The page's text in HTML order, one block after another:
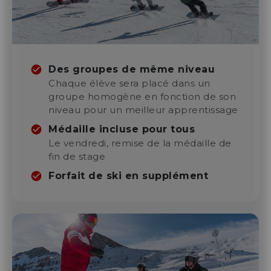
NOUVEAUTÉ
Cours collectif enfants
Débutant - Ourson
Collectif Compétition
Niveau Étoile d'Or
Cours privé
en ski
Snowboard Enfant
Freestyle
Stage Biathlon Week-end
Raquettes
Randos nocturnes
Randos privées
Biathlon d'été
Enfants
Adultes
Cours saison
Week-end biathlon
Autres activités
Vélo Ski
Télémark
Des groupes de même niveau
Chaque élève sera placé dans un
groupe homogène en fonction de son
niveau pour un meilleur apprentissage
Médaille incluse pour tous
Le vendredi, remise de la médaille de
fin de stage
Forfait de ski en supplément